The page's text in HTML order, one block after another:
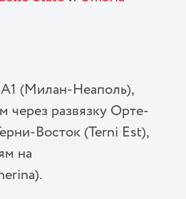
(Милан-Неаполь),
через развязку Орте-
Восток (Terni Est),
на